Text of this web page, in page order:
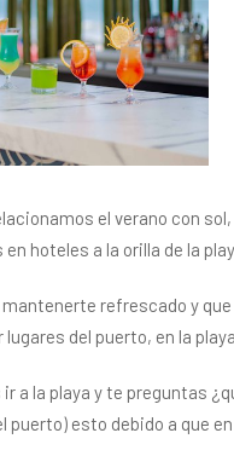
el verano con
hoteles a la orilla de la
refrescado y
del puerto, en la
a la playa y te preguntas
esto debido a que